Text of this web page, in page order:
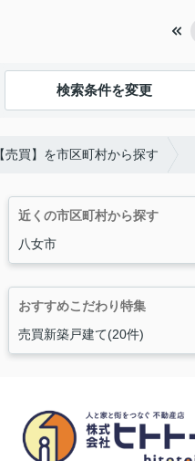
検索条件を変更
売買】を市区町村から探す
近くの市区町村から探す
八女市
おすすめこだわり特集
売買新築戸建て(20件)